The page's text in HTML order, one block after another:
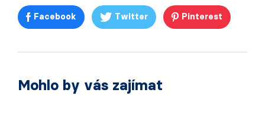
Facebook Twitter Pinterest
Mohlo by vás zajímat